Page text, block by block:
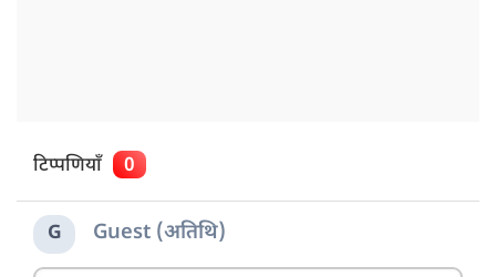
टिप्पणियाँ 0
G Guest (अतिथि)